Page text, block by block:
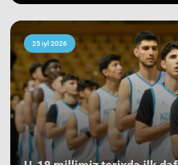
5-cisi
turnir
Kipr,
bilib.
25 iyl 2026